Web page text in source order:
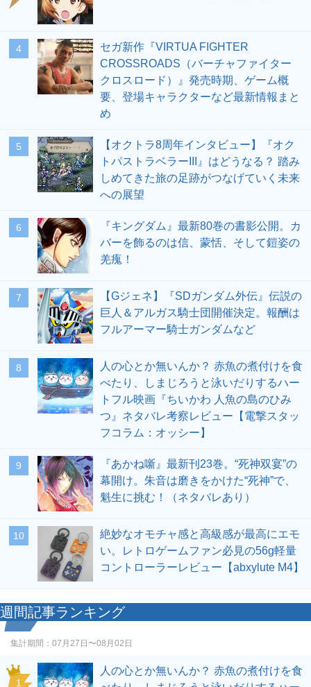
4
セガ新作『VIRTUA FIGHTER
CROSSROADS（バーチャファイター
クロスロード）』発売時期、ゲーム概
要、登場キャラクターなど最新情報まと
め
5
【オクトラ8周年インタビュー】『オク
トパストラベラーIII』はどうなる？ 踏み
しめてきた旅の足跡がつなげていく未来
への展望
6
『キングダム』最新80巻の書影公開。カ
バーを飾るのは信、蒙恬、そして鎧姿の
羌瘣！
7
【Gジェネ】『SDガンダム外伝』伝説の
巨人＆アルガス騎士団開催決定。報酬は
フルアーマー騎士ガンダムなど
8
人の心とか無いんか？ 赤魚の煮付けを食
べたり、しまじろうと泳いだりするハー
トフル映画『ちいかわ 人魚の島のひみ
つ』ネタバレ考察レビュー【電撃スタッ
フコラム：オッシー】
9
『あかね噺』最新刊23巻。“死神双宴”の
幕開け。朱音は磨きをかけた“死神”で、
魁生に挑む！（ネタバレあり）
10
絶妙なオモチャ感と高級感が最高にエモ
い。レトロゲームファン必見の56g軽量
コントローラーレビュー【abxylute M4】
週間記事ランキング
集計期間： 07月27日〜08月02日
1
人の心とか無いんか？ 赤魚の煮付けを食